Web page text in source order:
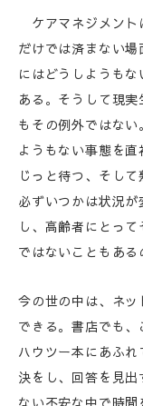
ケアマネジメント
だけでは済まない
にはどうしようも
ある。そうして現
もその例外ではな
ようもない事態を
じっと待つ、そし
必ずいつかは状況
し、高齢者にとっ
ではないこともある
今の世の中は、ネ
できる。書店でも
ハウツー本にあふ
決をし、回答を見
ない不安な中で時